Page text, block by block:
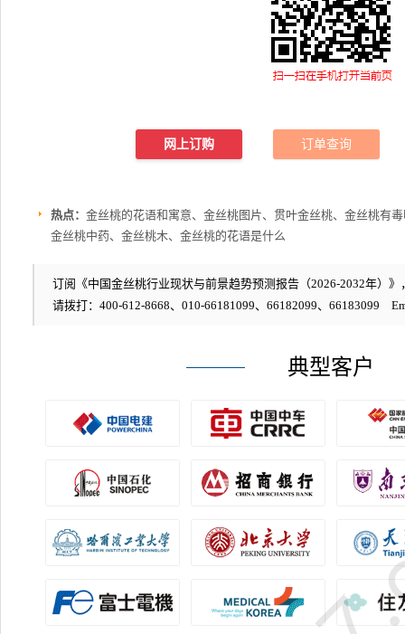
网上订购 订单查询
热点： 金丝桃的花语和寓意、金丝桃图片、贯叶金丝桃、金丝桃有
金丝桃中药、金丝桃木、金丝桃的花语是什么
订阅《中国金丝桃行业现状与前景趋势预测报告（2026-2032年）》
请拨打：400-612-8668、010-66181099、66182099、66183099
典型客户